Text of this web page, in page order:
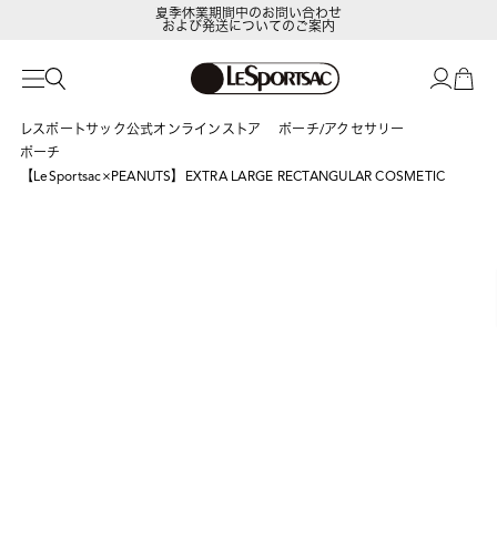
夏季休業期間中のお問い合わせ
および発送についてのご案内
レスポートサック公式オンラインストア
ポーチ/アクセサリー
ポーチ
【LeSportsac×PEANUTS】EXTRA LARGE RECTANGULAR COSMETIC